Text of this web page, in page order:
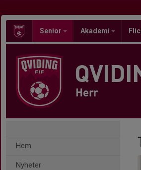
Senior Akademi
Herr
Hem
Nyheter